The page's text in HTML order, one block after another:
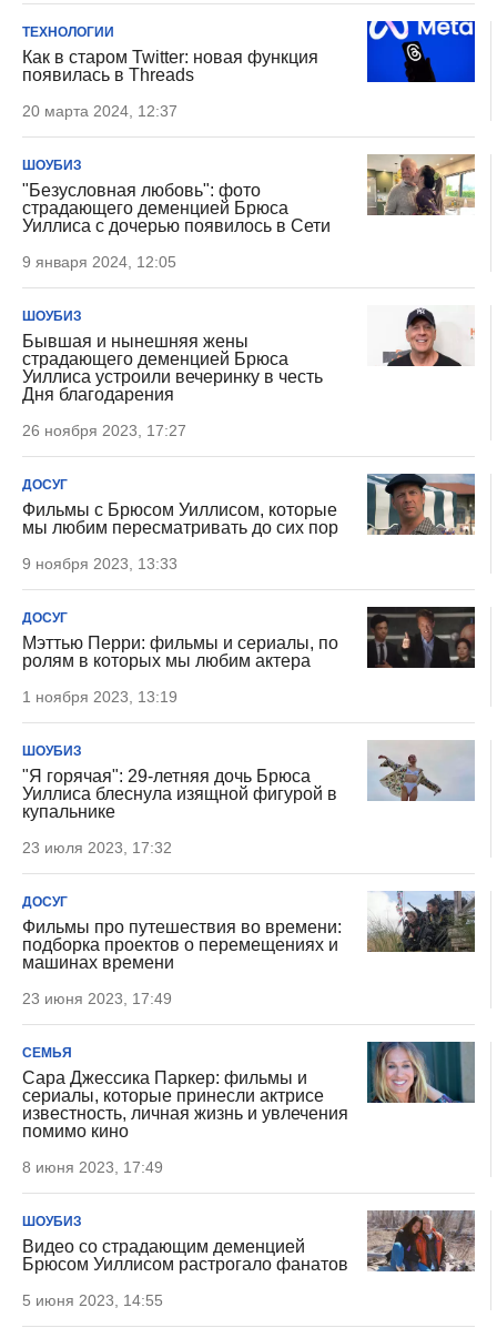
ТЕХНОЛОГИИ
Как в старом Twitter: новая функция
появилась в Threads
20 марта 2024, 12:37
ШОУБИЗ
"Безусловная любовь": фото
страдающего деменцией Брюса
Уиллиса с дочерью появилось в Сети
9 января 2024, 12:05
ШОУБИЗ
Бывшая и нынешняя жены
страдающего деменцией Брюса
Уиллиса устроили вечеринку в честь
Дня благодарения
26 ноября 2023, 17:27
ДОСУГ
Фильмы с Брюсом Уиллисом, которые
мы любим пересматривать до сих пор
9 ноября 2023, 13:33
ДОСУГ
Мэттью Перри: фильмы и сериалы, по
ролям в которых мы любим актера
1 ноября 2023, 13:19
ШОУБИЗ
"Я горячая": 29-летняя дочь Брюса
Уиллиса блеснула изящной фигурой в
купальнике
23 июля 2023, 17:32
ДОСУГ
Фильмы про путешествия во времени:
подборка проектов о перемещениях и
машинах времени
23 июня 2023, 17:49
СЕМЬЯ
Сара Джессика Паркер: фильмы и
сериалы, которые принесли актрисе
известность, личная жизнь и увлечения
помимо кино
8 июня 2023, 17:49
ШОУБИЗ
Видео со страдающим деменцией
Брюсом Уиллисом растрогало фанатов
5 июня 2023, 14:55